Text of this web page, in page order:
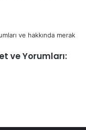
ve Yorumları: